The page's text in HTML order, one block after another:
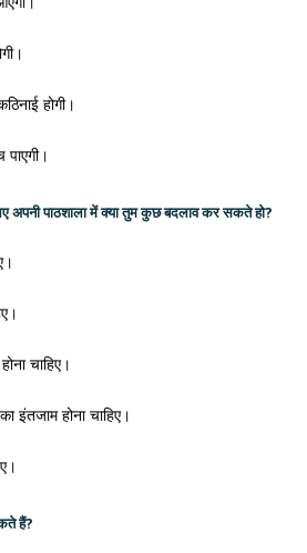
होगी।
अपनी पाठशाला में क्या तुम कुछ बदलाव कर सकते हो?
चाहिए।
इंतजाम होना चाहिए।
हैं?